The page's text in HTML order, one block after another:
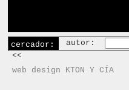
cercador: autor:
<<
web design KTON Y CÍA